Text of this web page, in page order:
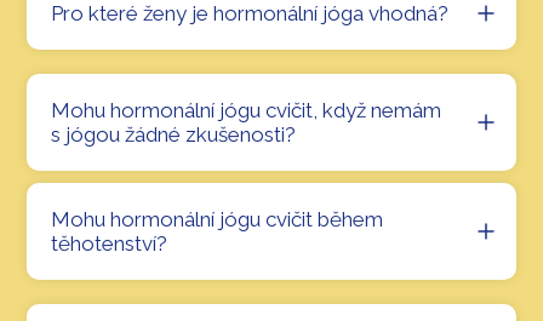
Pro které ženy je hormonální jóga vhodná?
Mohu hormonální jógu cvičit, když nemám
s jógou žádné zkušenosti?
Mohu hormonální jógu cvičit během
těhotenství?